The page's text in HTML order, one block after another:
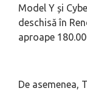
Model Y și
deschisă în
aproape
De asemenea,